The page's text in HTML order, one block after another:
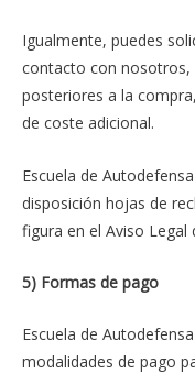
Igualmente, puedes
contacto con nosotros,
posteriores a la
de coste adicional.
Escuela de
disposición hojas de
figura en el Aviso Legal
5) Formas de pago
Escuela de
modalidades de pago